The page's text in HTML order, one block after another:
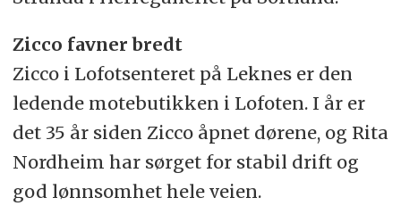
Zicco favner bredt
Zicco i Lofotsenteret på Leknes er den
ledende motebutikken i Lofoten. I år er
det 35 år siden Zicco åpnet dørene, og Rita
Nordheim har sørget for stabil drift og
god lønnsomhet hele veien.